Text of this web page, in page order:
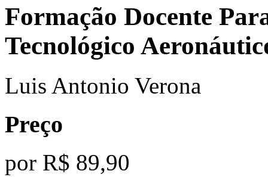
Formação Docente
Tecnológico
Luis Antonio Verona
Preço
por R$ 89,90